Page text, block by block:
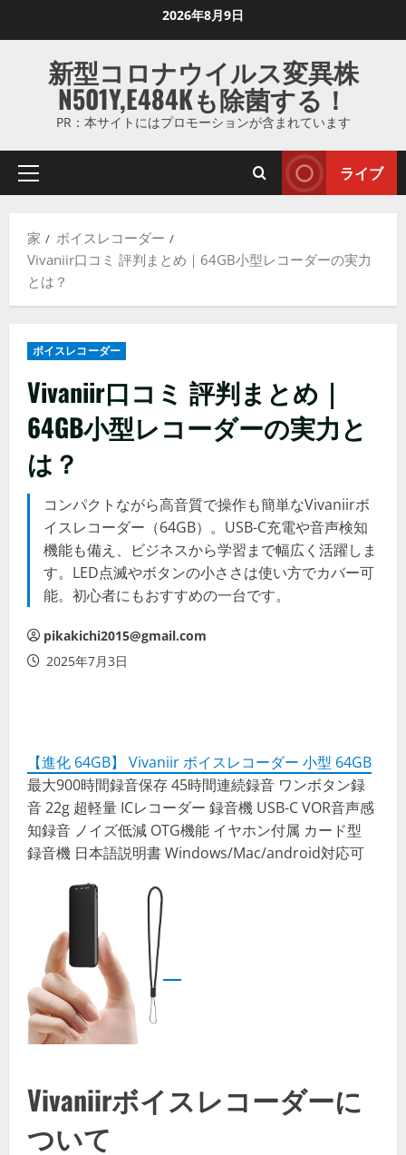
ス
ッ
2026年8月9日
新型コロナウイルス変異株
N501Y,E484Kも除菌する！
PR：本サイトにはプロモーションが含まれています
プ
マ
リ
メ
ー
ライブ
家
ボイスレコーダー
Vivaniir口コミ 評判まとめ｜64GB小型レコーダーの実力
とは？
ボイスレコーダー
Vivaniir口コミ 評判まとめ｜
64GB小型レコーダーの実力と
は？
コンパクトながら高音質で操作も簡単なVivaniirボ
イスレコーダー（64GB）。USB-C充電や音声検知
機能も備え、ビジネスから学習まで幅広く活躍しま
す。LED点滅やボタンの小ささは使い方でカバー可
能。初心者にもおすすめの一台です。
pikakichi2015@gmail.com
2025年7月3日
【進化 64GB】 Vivaniir ボイスレコーダー 小型 64GB
最大900時間録音保存 45時間連続録音 ワンボタン録
音 22g 超軽量 ICレコーダー 録音機 USB-C VOR音声感
知録音 ノイズ低減 OTG機能 イヤホン付属 カード型
録音機 日本語説明書 Windows/Mac/android対応可
Vivaniirボイスレコーダーに
ついて